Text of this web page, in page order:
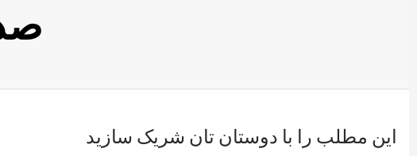
این مطلب را با دوستان تان شریک سازید